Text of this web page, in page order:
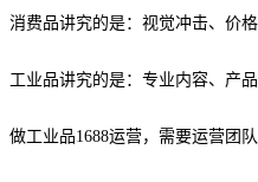
消费品讲究的是：视觉冲击、价
工业品讲究的是：专业内容、产
做工业品1688运营，需要运营团队